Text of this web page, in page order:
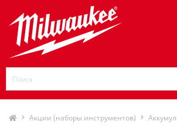
Акции (наборы инструментов)